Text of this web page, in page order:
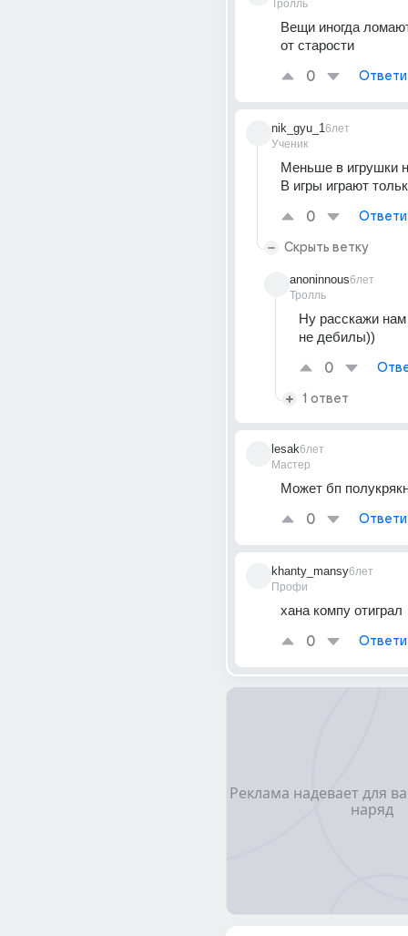
Тролль
Вещи иногда
от старости
0
nik_gyu_1
Ученик
6лет
Меньше в игрушки
В игры играют
0
Скрыть ветку
anoninnous
Тролль
6лет
Ну расскажи нам
не дебилы))
0
1 ответ
lesak
Мастер
6лет
Может бп
0
khanty_mansy
Профи
6лет
хана компу отиграл
0